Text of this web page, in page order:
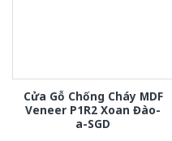
Cửa Gỗ Chống Cháy MDF
Veneer P1R2 Xoan Đào-
a-SGD